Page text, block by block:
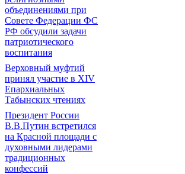
объединениями при
Совете Федерации ФС
РФ обсудили задачи
патриотического
воспитания
Верховный муфтий
принял участие в ХIV
Епархиальных
Табынских чтениях
Президент России
В.В.Путин встретился
на Красной площади с
духовными лидерами
традиционных
конфессий